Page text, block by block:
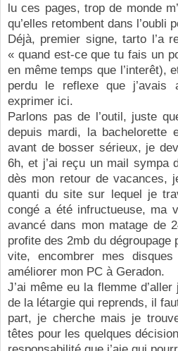
lu ces pages, trop de monde
qu’elles retombent dans l’oubli
Déjà, premier signe, tarto l’a
« quand est-ce que tu fais un
en même temps que l’interêt),
perdu le reflexe que
exprimer ici.
Parlons pas de l’outil, juste
depuis mardi, la bachelorette
avant de bosser sérieux, je
6h, et j’ai reçu un mail sympa
dès mon retour de vacances,
quanti du site sur lequel je
congé a été infructueuse, ma
avancé dans mon matage de
profite des 2mb du
vite, encombrer mes
améliorer mon PC à Geradon.
J’ai même eu la flemme
de la létargie qui reprends, il
part, je cherche mais je
têtes pour les quelques